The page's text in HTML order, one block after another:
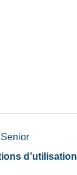
Senior
d’utilisation